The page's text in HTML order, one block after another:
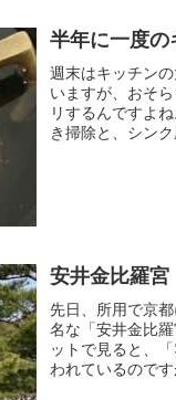
半年に一度
週末はキッチン
いますが、おそ
リするんですよ
き掃除と、シン
安井金比羅
先日、所用で京
名な「安井金比
ットで見ると、
われているので